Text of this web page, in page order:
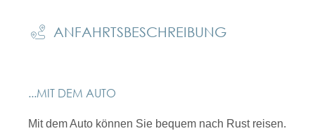
ANFAHRTSBESCHREIBUNG
...MIT DEM AUTO
Mit dem Auto können Sie bequem nach Rust reisen.